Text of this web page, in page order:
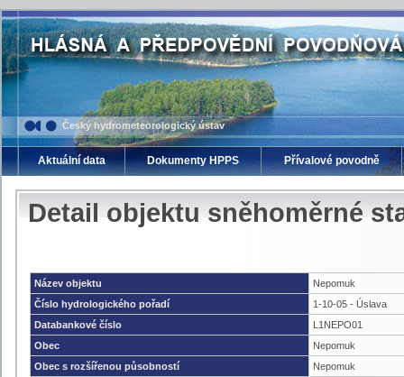
Český hydrometeorologický ústav
Aktuální data Dokumenty HPPS Přívalové povodně
Detail objektu sněhoměrné
Název objektu
Nepomuk
Číslo hydrologického pořadí
1-10-05 - Úslava
Databankové číslo
L1NEPO01
Obec
Nepomuk
Obec s rozšířenou působností
Nepomuk